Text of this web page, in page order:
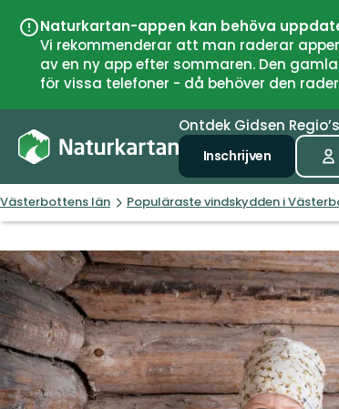
Naturkartan-appen kan behöva
Vi rekommenderar att man raderar
av en ny app efter sommaren. Den
för vissa telefoner - då behöver den
Ontdek Gidsen Regio’s
Inschrijven
Västerbottens län Populäraste vindskydden i